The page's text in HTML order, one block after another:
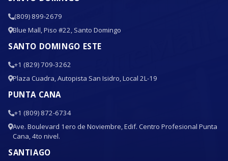
(809) 899-2679
Blue Mall, Piso #22, Santo Domingo
SANTO DOMINGO ESTE
+1 (829) 709-3262
Plaza Cuadra, Autopista San Isidro, Local 2L-19
PUNTA CANA
+1 (809) 872-6734
Ave. Boulevard 1ero de Noviembre, Edif. Centro Profesional Punta
Cana, 4to nivel.
SANTIAGO